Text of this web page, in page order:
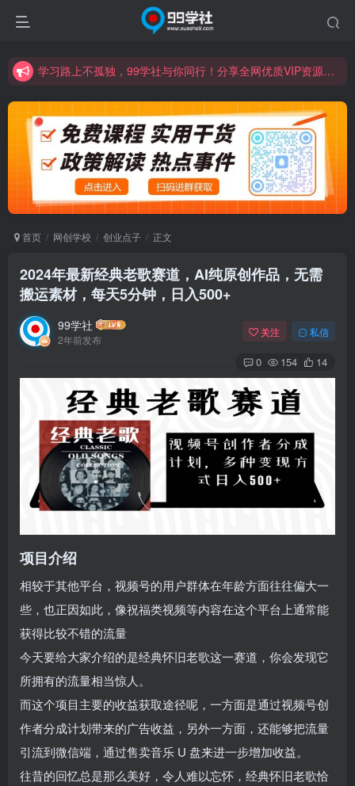
学习路上不孤独，99学社与你同行！分享全网优质VIP资源，炒股教程、创业教程、网络营销教程、自媒体短视频教程等，长期更新各大精品创业项目！
学习路上不孤独，99学社与你同行！分享全网优质VIP资源，炒股教程、创业教程、网络营销教程、自媒体短视频教程等，长期更新各大精品创业项目！
首页 网创学校 创业点子 正文
2024年最新经典老歌赛道，AI纯原创作品，无需
搬运素材，每天5分钟，日入500+
99学社
2年前发布
关注 私信
0 154 14
项目介绍
相较于其他平台，视频号的用户群体在年龄方面往往偏大一
些，也正因如此，像祝福类视频等内容在这个平台上通常能
获得比较不错的流量
今天要给大家介绍的是经典怀旧老歌这一赛道，你会发现它
所拥有的流量相当惊人。
而这个项目主要的收益获取途径呢，一方面是通过视频号创
作者分成计划带来的广告收益，另外一方面，还能够把流量
引流到微信端，通过售卖音乐 U 盘来进一步增加收益。
往昔的回忆总是那么美好，令人难以忘怀，经典怀旧老歌恰